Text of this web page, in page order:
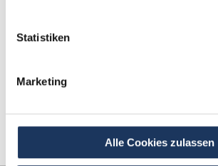
Statistiken
Marketing
Alle Cookies zulassen